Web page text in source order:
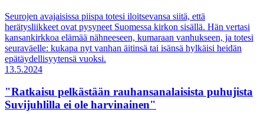
Seurojen avajaisissa piispa totesi iloitsevansa siitä, että
herätysliikkeet ovat pysyneet Suomessa kirkon sisällä. Hän vertasi
kansankirkkoa elämää nähneeseen, kumaraan vanhukseen, ja totesi
seuraväelle: kukapa nyt vanhan äitinsä tai isänsä hylkäisi heidän
epätäydellisyytensä vuoksi.
13.5.2024
"Ratkaisu pelkästään rauhansanalaisista puhujista
Suvijuhlilla ei ole harvinainen"